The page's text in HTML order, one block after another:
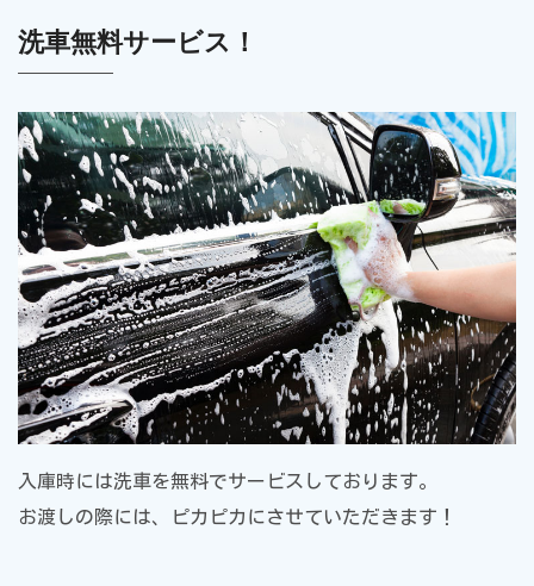
洗車無料サービス！
入庫時には洗車を無料でサービスしております。
お渡しの際には、ピカピカにさせていただきます！